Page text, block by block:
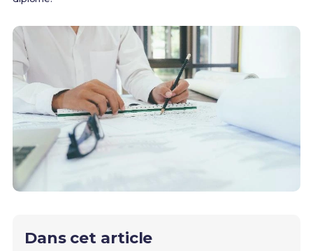
Dans cet article